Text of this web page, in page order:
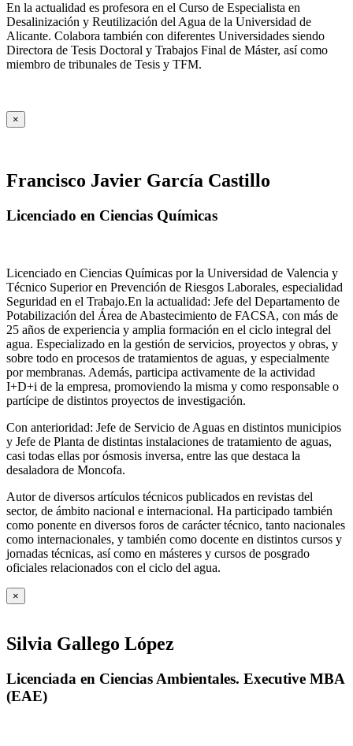
En la actualidad es profesora en el Curso de Especialista en
Desalinización y Reutilización del Agua de la Universidad de
Alicante. Colabora también con diferentes Universidades siendo
Directora de Tesis Doctoral y Trabajos Final de Máster, así como
miembro de tribunales de Tesis y TFM.
×
Francisco Javier García Castillo
Licenciado en Ciencias Químicas
Licenciado en Ciencias Químicas por la Universidad de Valencia y
Técnico Superior en Prevención de Riesgos Laborales, especialidad
Seguridad en el Trabajo.En la actualidad: Jefe del Departamento de
Potabilización del Área de Abastecimiento de FACSA, con más de
25 años de experiencia y amplia formación en el ciclo integral del
agua. Especializado en la gestión de servicios, proyectos y obras, y
sobre todo en procesos de tratamientos de aguas, y especialmente
por membranas. Además, participa activamente de la actividad
I+D+i de la empresa, promoviendo la misma y como responsable o
partícipe de distintos proyectos de investigación.
Con anterioridad: Jefe de Servicio de Aguas en distintos municipios
y Jefe de Planta de distintas instalaciones de tratamiento de aguas,
casi todas ellas por ósmosis inversa, entre las que destaca la
desaladora de Moncofa.
Autor de diversos artículos técnicos publicados en revistas del
sector, de ámbito nacional e internacional. Ha participado también
como ponente en diversos foros de carácter técnico, tanto nacionales
como internacionales, y también como docente en distintos cursos y
jornadas técnicas, así como en másteres y cursos de posgrado
oficiales relacionados con el ciclo del agua.
×
Silvia Gallego López
Licenciada en Ciencias Ambientales. Executive MBA
(EAE)